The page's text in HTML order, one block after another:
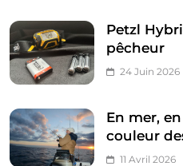
Petzl
pêcheur
24 Juin 2026
En mer,
couleur
11 Avril 2026